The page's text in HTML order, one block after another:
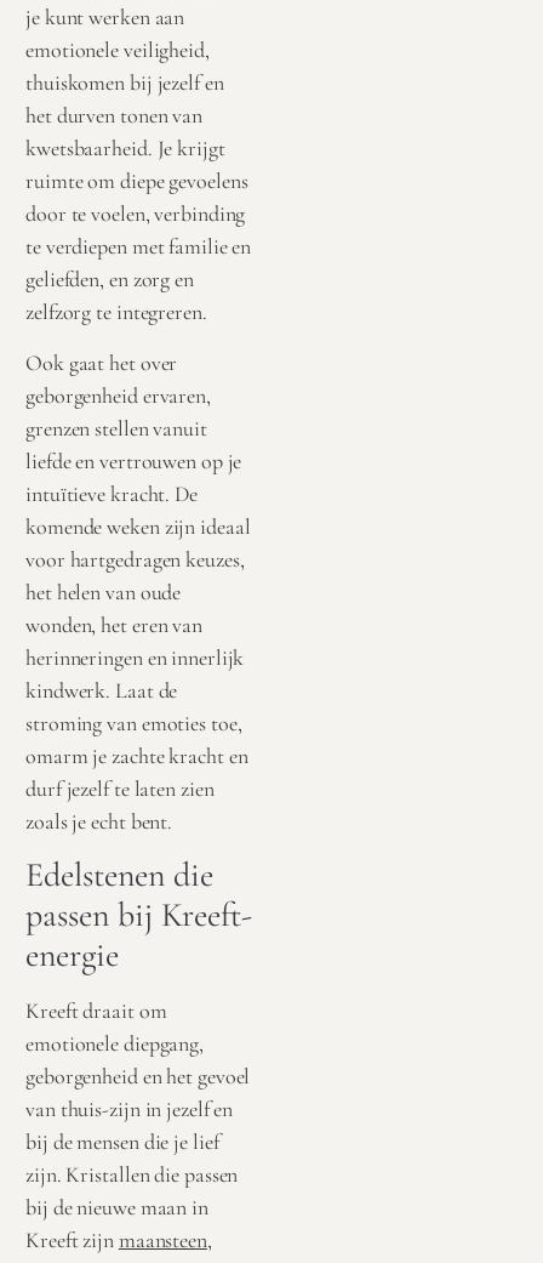
je kunt werken aan
emotionele veiligheid,
thuiskomen bij jezelf en
het durven tonen van
kwetsbaarheid. Je krijgt
ruimte om diepe gevoelens
door te voelen, verbinding
te verdiepen met familie en
geliefden, en zorg en
zelfzorg te integreren.
Ook gaat het over
geborgenheid ervaren,
grenzen stellen vanuit
liefde en vertrouwen op je
intuïtieve kracht. De
komende weken zijn ideaal
voor hartgedragen keuzes,
het helen van oude
wonden, het eren van
herinneringen en innerlijk
kindwerk. Laat de
stroming van emoties toe,
omarm je zachte kracht en
durf jezelf te laten zien
zoals je echt bent.
Edelstenen die
passen bij Kreeft-
energie
Kreeft draait om
emotionele diepgang,
geborgenheid en het gevoel
van thuis-zijn in jezelf en
bij de mensen die je lief
zijn. Kristallen die passen
bij de nieuwe maan in
Kreeft zijnmaansteen,